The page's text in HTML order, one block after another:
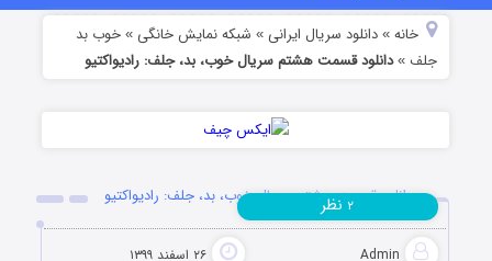
خانه »دانلود سریال ایرانی » شبکه نمایش خانگی »خوب بد
جلف »دانلود قسمت هشتم سریال خوب، بد، جلف: رادیواکتیو
دانلود قسمت هشتم سریال خوب، بد، جلف: رادیواکتیو
Admin ۲۶ اسفند ۱۳۹۹
۲ نظر